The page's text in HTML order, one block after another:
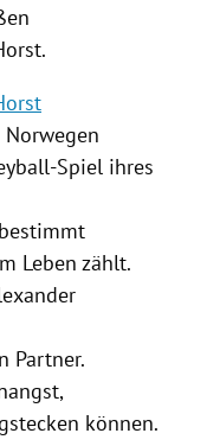
.
Norwegen
Spiel ihres
Leben zählt.
Partner.
können.